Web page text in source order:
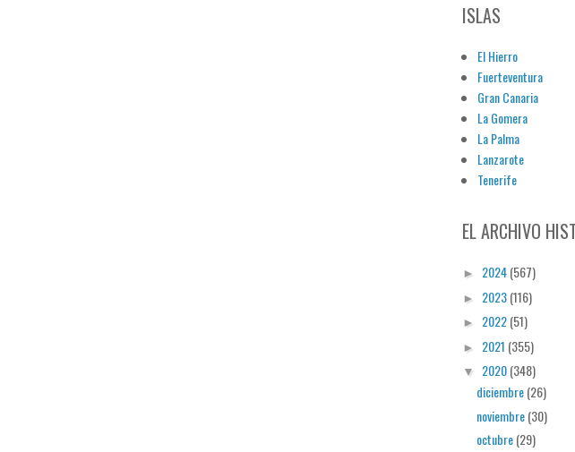
ISLAS
El Hierro
Fuerteventura
Gran Canaria
La Gomera
La Palma
Lanzarote
Tenerife
EL ARCHIVO
► 2024(567)
► 2023(116)
► 2022(51)
► 2021 (355)
▼ 2020(348)
diciembre(26)
noviembre(30)
octubre(29)